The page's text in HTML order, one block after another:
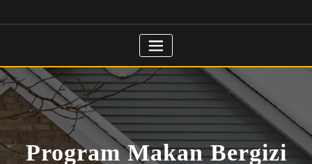
Program Makan Bergizi